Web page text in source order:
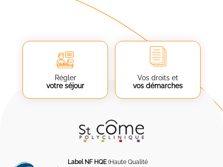
Régler
votre séjour
Vos droits et
vos démarches
Label NF HQE(Haute Qualité